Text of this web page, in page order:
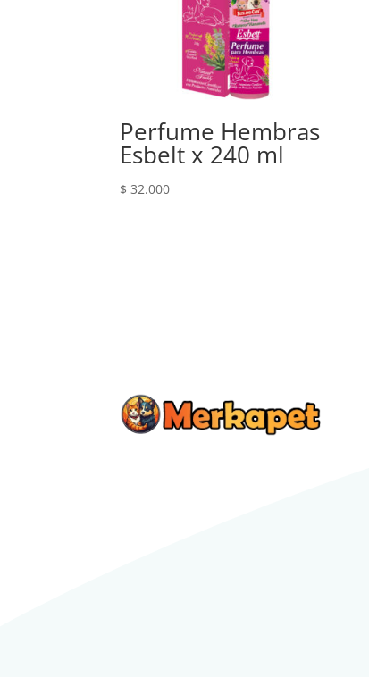
Perfume Hembras
Esbelt x 240 ml
$ 32.000